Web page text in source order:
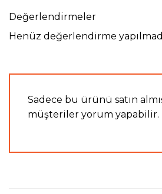
Değerlendirmeler
Henüz değerlendirme
Sadece bu ürünü satın
müşteriler yorum yapabilir.